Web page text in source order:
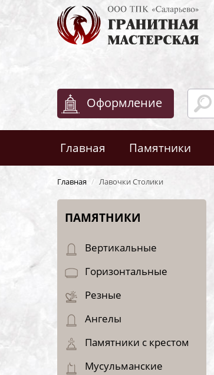
Оформление
Главная Памятники
Главная / Лавочки Столики
ПАМЯТНИКИ
Вертикальные
Горизонтальные
Резные
Ангелы
Памятники с крестом
Мусульманские